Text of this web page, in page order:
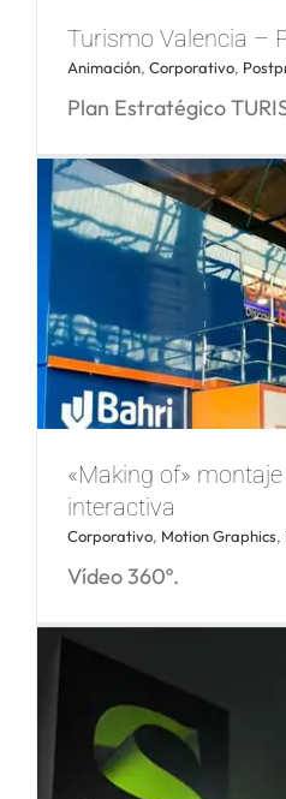
Turismo Valencia –
Turismo Valencia –
Animación, Corporativo,
Plan Estratégico
«Making of»
interactiva
Corporativo, Motion Graphics,
Vídeo 360º.